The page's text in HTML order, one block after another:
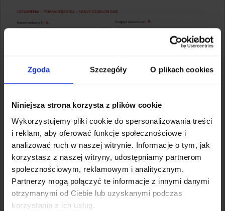
Zgoda Szczegóły O plikach cookies
Niniejsza strona korzysta z plików cookie
Wykorzystujemy pliki cookie do spersonalizowania treści
i reklam, aby oferować funkcje społecznościowe i
analizować ruch w naszej witrynie. Informacje o tym, jak
korzystasz z naszej witryny, udostępniamy partnerom
społecznościowym, reklamowym i analitycznym.
Partnerzy mogą połączyć te informacje z innymi danymi
otrzymanymi od Ciebie lub uzyskanymi podczas
korzystania z ich usług.
Nadaj przesyłkę z Polkurier.pl
Porównaj ceny kilkunastu przewoźników i zamów kuriera
online — bez abonamentu i bez umowy na start.